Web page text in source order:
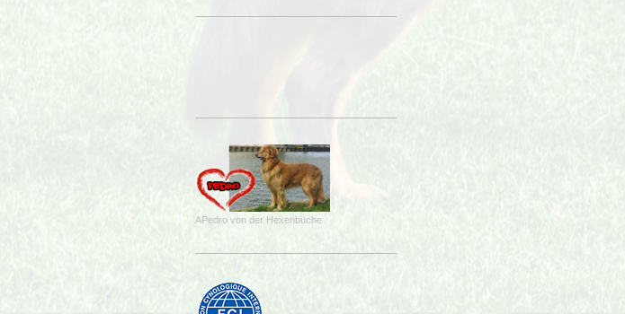
APedro von der Hexenbuche